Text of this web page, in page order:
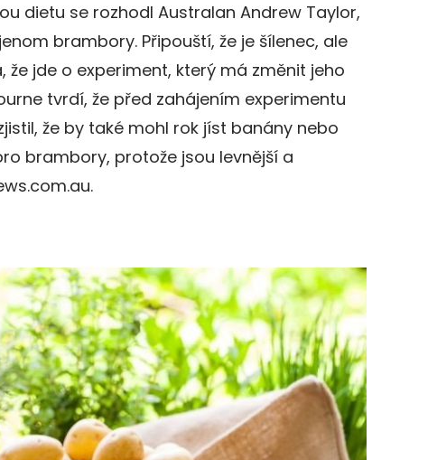
dietu se rozhodl Australan Andrew Taylor,
brambory. Připouští, že je šílenec, ale
jde o experiment, který má změnit jeho
tvrdí, že před zahájením experimentu
že by také mohl rok jíst banány nebo
brambory, protože jsou levnější a